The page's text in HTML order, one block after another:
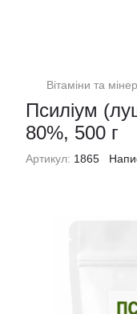
Вітаміни та
Псиліум
80%, 500 г
Артикул: 1865